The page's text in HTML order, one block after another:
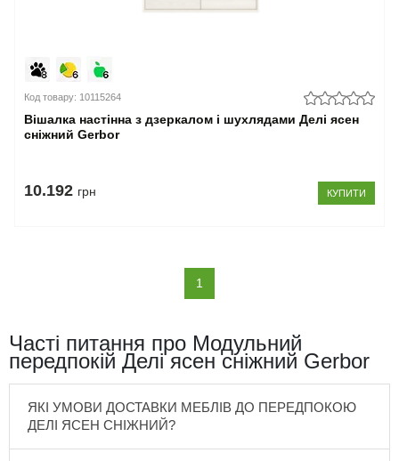
Код товару: 10115264
Вішалка настінна з дзеркалом і шухлядами Делі ясен
сніжний Gerbor
10.192 грн КУПИТИ
1
Часті питання про Модульний
передпокій Делі ясен сніжний Gerbor
ЯКІ УМОВИ ДОСТАВКИ МЕБЛІВ ДО ПЕРЕДПОКОЮ
ДЕЛІ ЯСЕН СНІЖНИЙ?